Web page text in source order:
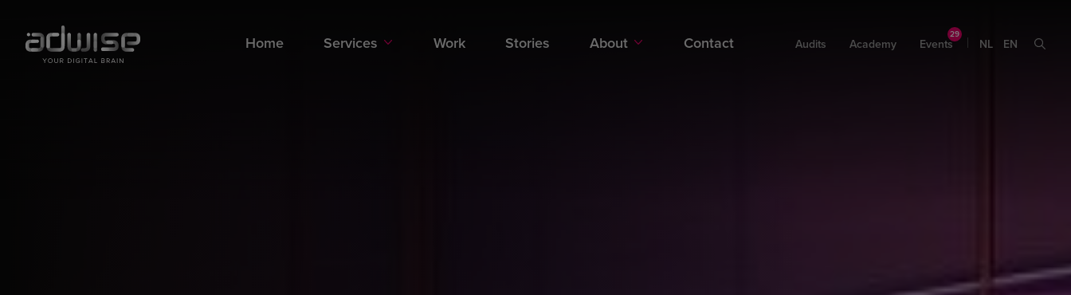
Home Services Work Stories About Contact Audits Academy Events NL EN